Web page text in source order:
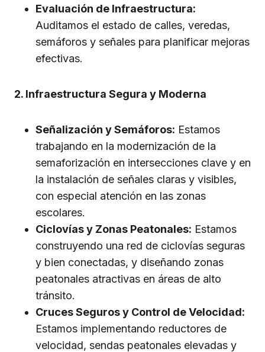
Evaluación de Infraestructura:
Auditamos el estado de calles, veredas,
semáforos y señales para planificar mejoras
efectivas.
2. Infraestructura Segura y Moderna
Señalización y Semáforos: Estamos
trabajando en la modernización de la
semaforización en intersecciones clave y en
la instalación de señales claras y visibles,
con especial atención en las zonas
escolares.
Ciclovías y Zonas Peatonales: Estamos
construyendo una red de ciclovías seguras
y bien conectadas, y diseñando zonas
peatonales atractivas en áreas de alto
tránsito.
Cruces Seguros y Control de Velocidad:
Estamos implementando reductores de
velocidad, sendas peatonales elevadas y